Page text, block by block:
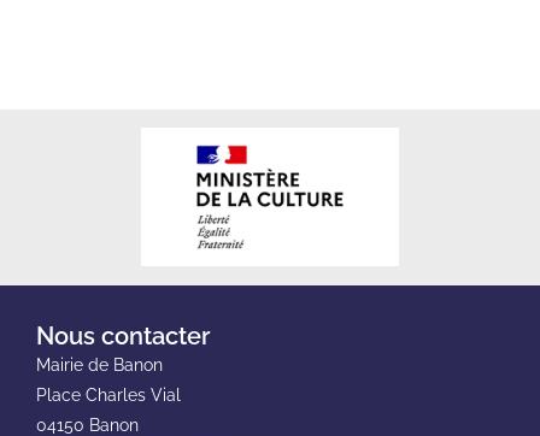
Nous contacter
Mairie de Banon
Place Charles Vial
04150 Banon